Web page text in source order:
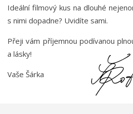
Ideální filmový kus na dlouhé
s nimi dopadne? Uvidíte sami.
Přeji vám příjemnou podívanou
a lásky!
Vaše Šárka